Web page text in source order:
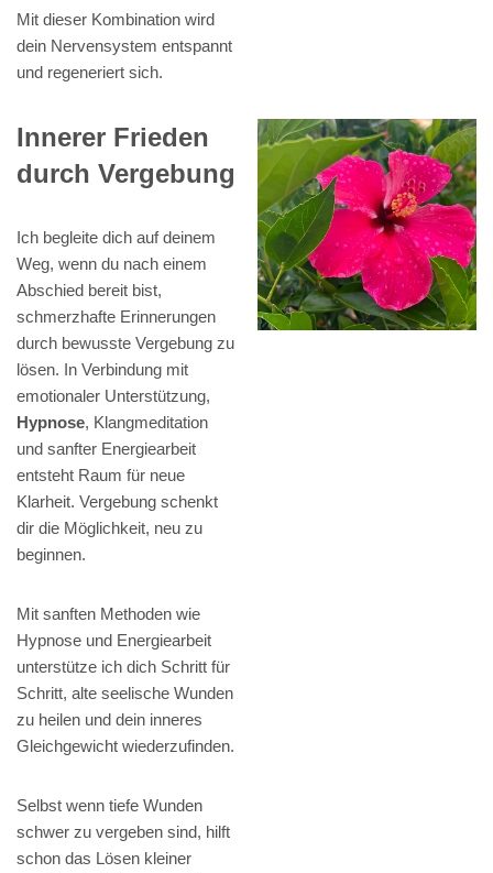
Mit dieser Kombination wird
dein Nervensystem entspannt
und regeneriert sich.
Innerer Frieden
durch Vergebung
Ich begleite dich auf deinem
Weg, wenn du nach einem
Abschied bereit bist,
schmerzhafte Erinnerungen
durch bewusste Vergebung zu
lösen. In Verbindung mit
emotionaler Unterstützung,
Hypnose, Klangmeditation
und sanfter Energiearbeit
entsteht Raum für neue
Klarheit. Vergebung schenkt
dir die Möglichkeit, neu zu
beginnen.
Mit sanften Methoden wie
Hypnose und Energiearbeit
unterstütze ich dich Schritt für
Schritt, alte seelische Wunden
zu heilen und dein inneres
Gleichgewicht wiederzufinden.
Selbst wenn tiefe Wunden
schwer zu vergeben sind, hilft
schon das Lösen kleiner